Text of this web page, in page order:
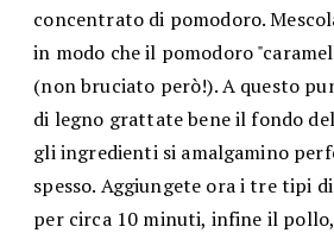
concentrato di pomodoro.
in modo che il pomodoro
(non bruciato però!). A questo
di legno grattate bene il fondo
gli ingredienti si amalgamino
spesso. Aggiungete ora i tre tipi
per circa 10 minuti, infine il pollo,